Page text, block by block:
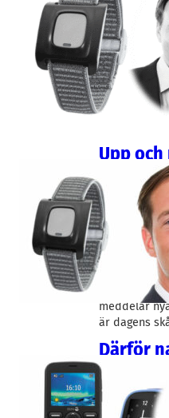
Digitala
Careium
Doro
Juha Mört
Doro-
lysande
sommaren i
trögare. Nu
Upp och
Fakta
Camurus,
Group
Swedencare
Medan
Careium.
meddelar
är dagens
Därför
budet
IT/Hårdvara
Doro, Xplora